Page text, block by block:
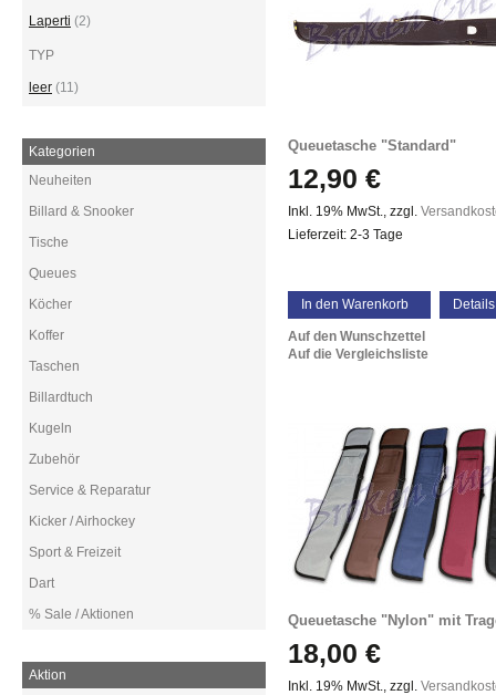
Queuetasche "Standard"
12,90 €
Inkl. 19% MwSt., zzgl.
Lieferzeit: 2-3 Tage
In den Warenkorb Details
Auf den Wunschzettel
Auf die Vergleichsliste
Queuetasche "Nylon" mit
18,00 €
Inkl. 19% MwSt., zzgl.
Laperti (2)
TYP
leer (11)
Kategorien
Neuheiten
Billard & Snooker
Tische
Queues
Köcher
Koffer
Taschen
Billardtuch
Kugeln
Zubehör
Service & Reparatur
Kicker / Airhockey
Sport & Freizeit
Dart
% Sale / Aktionen
Aktion